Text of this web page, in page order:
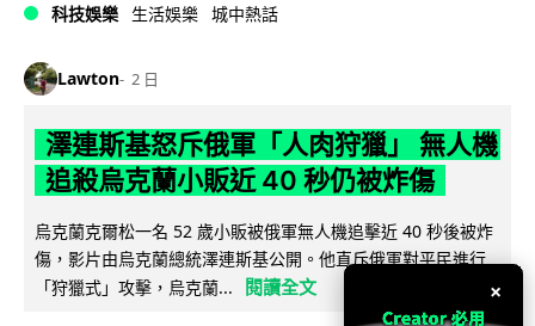
科技娛樂 生活娛樂 城中熱話
Lawton 2 日
澤連斯基怒斥俄軍「人肉狩獵」 無人機
追殺烏克蘭小販近 40 秒仍被炸傷
烏克蘭克爾松一名 52 歲小販被俄軍無人機追擊近 40 秒後被炸
傷，影片由烏克蘭總統澤連斯基公開。他直斥俄軍對平民進行
「狩獵式」攻擊，烏克蘭...
閱讀全文 ×